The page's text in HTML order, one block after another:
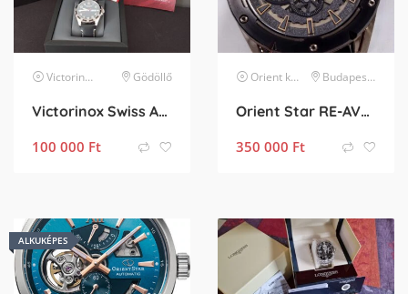
Victorinox Swiss Army karóra
Gödöllő
Victorinox Swiss Army FieldForce
100 000 Ft
Orient karóra Budapest XIV. kerület
Orient Star RE-AV0A04B00B – Garanciális
350 000 Ft
ALKUKÉPES